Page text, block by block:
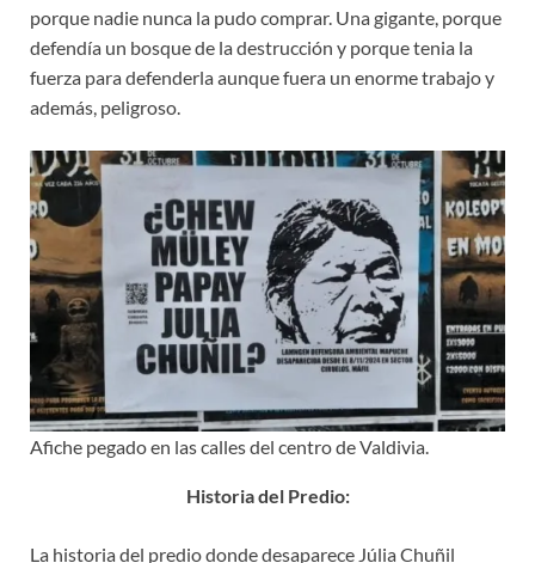
porque nadie nunca la pudo comprar. Una gigante, porque
defendía un bosque de la destrucción y porque tenia la
fuerza para defenderla aunque fuera un enorme trabajo y
además, peligroso.
Afiche pegado en las calles del centro de Valdivia.
Historia del Predio:
La historia del predio donde desaparece Júlia Chuñil